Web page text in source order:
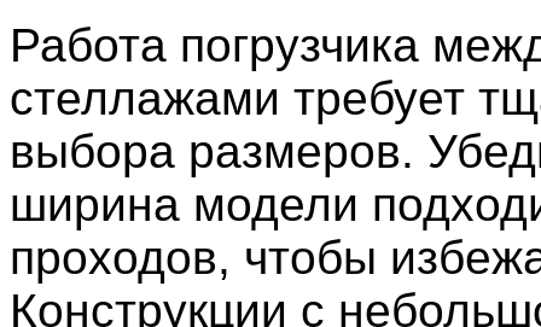
Работа погрузчика
стеллажами требует
выбора размеров.
ширина модели
проходов, чтобы
Конструкции с